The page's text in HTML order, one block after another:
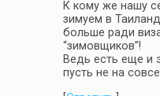
К кому же нашу
зимуем в
больше ради
“зимовщиков”!
Ведь есть еще и
пусть не на